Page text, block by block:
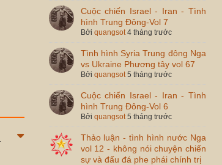
Cuộc chiến Israel - Iran - Tình
hình Trung Đông-Vol 7
Bởi quangsot 4 tháng trước
Tình hình Syria Trung đông Nga
vs Ukraine Phương tây vol 67
Bởi quangsot 5 tháng trước
Cuộc chiến Israel - Iran - Tình
hình Trung Đông-Vol 6
Bởi quangsot 5 tháng trước
Thảo luận - tình hình nước Nga
vol 12 - không nói chuyện chiến
sự và đấu đá phe phái chính trị